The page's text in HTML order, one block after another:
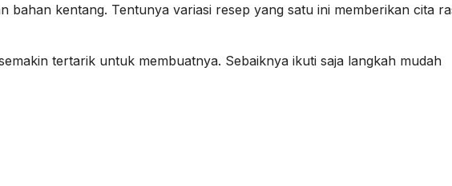
bahan kentang. Tentunya variasi resep yang satu ini memberikan cita
tertarik untuk membuatnya. Sebaiknya ikuti saja langkah mudah